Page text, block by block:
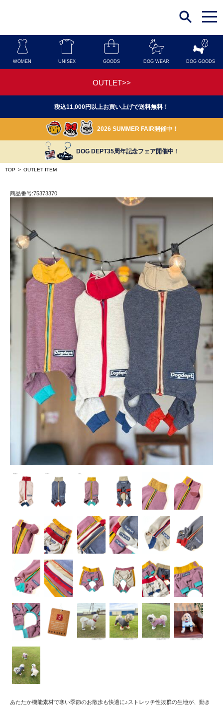
t
o
g
n
a
o
WOMEN UNISEX GOODS DOG WEAR DOG GOODS
OUTLET>>
税込11,000円以上お買い上げで送料無料！
2026 SUMMER FAIR開催中！
DOG DEPT35周年記念フェア開催中！
TOP > OUTLET ITEM
商品番号:75373370
あたたか機能素材で寒い季節のお散歩も快適に♪ストレッチ性抜群の生地が、動き